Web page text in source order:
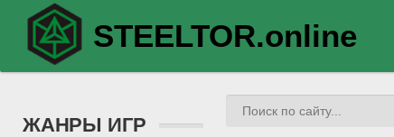
STEELTOR.online
ЖАНРЫ ИГР